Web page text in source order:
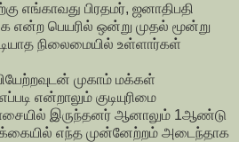
எங்காவது பிரதமர், ஜனாதிபதி
என்ற பெயரில் ஒன்று முதல் மூன்று
நிலைமையில் உள்ளார்கள்
முகாம் மக்கள்
என்றாலும் குடியுரிமை
இருந்தனர் ஆனாலும் 1ஆண்டு
எந்த முன்னேற்றம் அடைந்தாக